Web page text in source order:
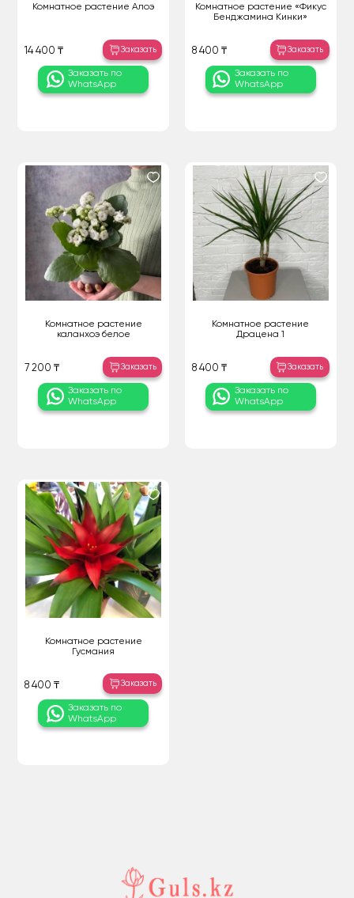
Комнатное растение Алоэ
14 400 ₸ Заказать
Заказать по
WhatsApp
Комнатное растение «Фикус
Бенджамина Кинки»
8 400 ₸ Заказать
Заказать по
WhatsApp
Комнатное растение
каланхоэ белое
7 200 ₸ Заказать
Заказать по
WhatsApp
Комнатное растение
Драцена 1
8 400 ₸ Заказать
Заказать по
WhatsApp
Комнатное растение
Гусмания
8 400 ₸ Заказать
Заказать по
WhatsApp